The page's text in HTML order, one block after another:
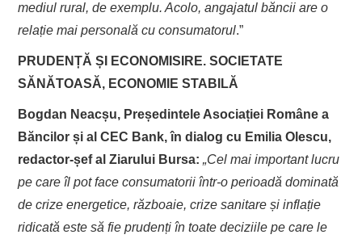
mediul rural, de exemplu. Acolo, angajatul băncii are o
relație mai personală cu consumatorul.”
PRUDENȚĂ ȘI ECONOMISIRE. SOCIETATE
SĂNĂTOASĂ, ECONOMIE STABILĂ
Bogdan Neacșu, Președintele Asociației Române a
Băncilor și al CEC Bank, în dialog cu Emilia Olescu,
redactor-șef al Ziarului Bursa:„Cel mai important lucru
pe care îl pot face consumatorii într-o perioadă dominată
de crize energetice, războaie, crize sanitare și inflație
ridicată este să fie prudenți în toate deciziile pe care le